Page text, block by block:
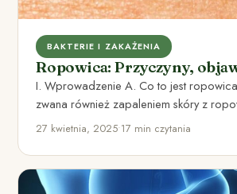
BAKTERIE I ZAKAŻENIA
Ropowica: Przyczyny,
I. Wprowadzenie A. Co to jest
zwana również zapaleniem skóry z
zapalny skóry,…
27 kwietnia, 2025•17 min czytania